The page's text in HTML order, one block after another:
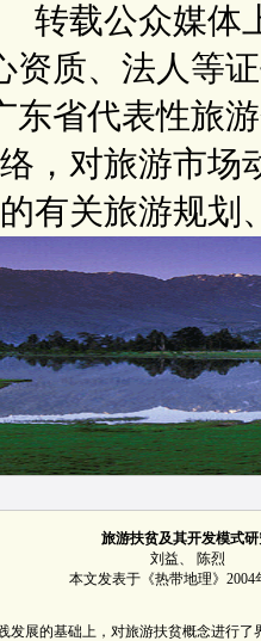
转载公众媒体
资质、法人等
东省代表性旅
络，对旅游市场
有关旅游规划
旅游扶贫及其开发模式
刘益、 陈烈
本文发表于《热带地理》2004
发展的基础上，对旅游扶贫概念进行